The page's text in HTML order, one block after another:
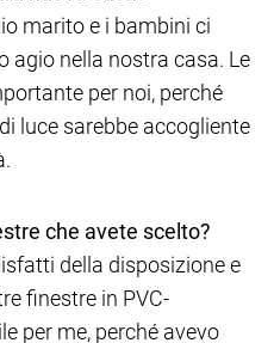
marito e i bambini ci
agio nella nostra casa. Le
per noi, perché
luce sarebbe accogliente
che avete scelto?
della disposizione e
finestre in PVC-
per me, perché avevo